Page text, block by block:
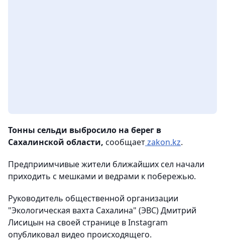
Тонны сельди выбросило на берег в
Сахалинской области, сообщаетzakon.kz.
Предприимчивые жители ближайших сел начали
приходить с мешками и ведрами к побережью.
Руководитель общественной организации
"Экологическая вахта Сахалина" (ЭВС) Дмитрий
Лисицын на своей странице в Instagram
опубликовал видео происходящего.